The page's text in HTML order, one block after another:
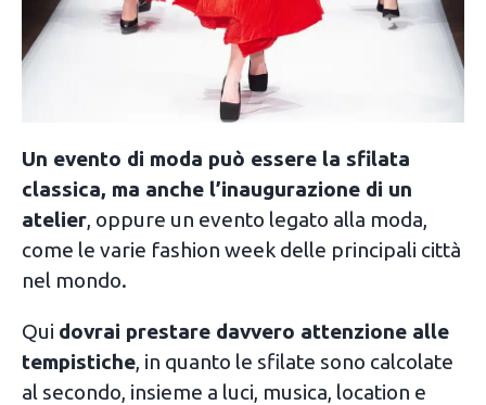
Un evento di moda può essere la sfilata
classica, ma anche l’inaugurazione di un
atelier, oppure un evento legato alla moda,
come le varie fashion week delle principali città
nel mondo.
Qui dovrai prestare davvero attenzione alle
tempistiche, in quanto le sfilate sono calcolate
al secondo, insieme a luci, musica, location e